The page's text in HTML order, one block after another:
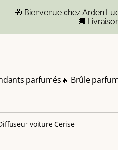
🎁 Bienvenue chez Arden
🚚
parfumés🔥 Brûle
voiture Cerise